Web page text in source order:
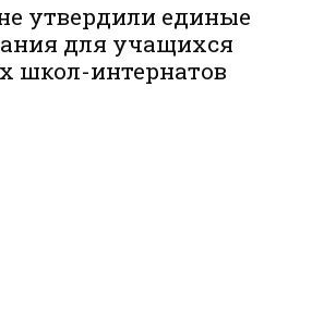
утвердили единые
для учащихся
школ-интернатов